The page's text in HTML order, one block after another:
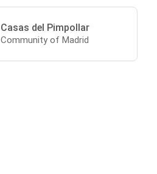
Casas del Pimpollar
Community of Madrid